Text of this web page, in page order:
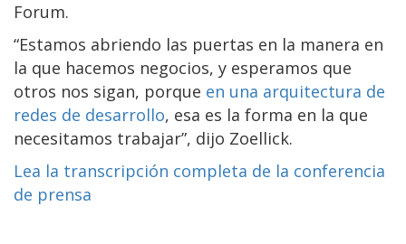
Forum.
“Estamos abriendo las puertas en la manera en
la que hacemos negocios, y esperamos que
otros nos sigan, porque en una arquitectura de
redes de desarrollo, esa es la forma en la que
necesitamos trabajar”, dijo Zoellick.
Lea la transcripción completa de la conferencia
de prensa